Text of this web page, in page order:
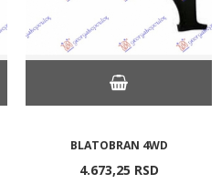
BLATOBRAN 4WD
4.673,25 RSD